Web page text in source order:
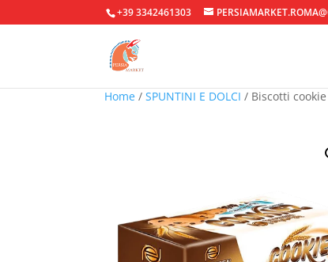
+39 3342461303
Home / SPUNTINI E DOLCI / Biscotti cookie